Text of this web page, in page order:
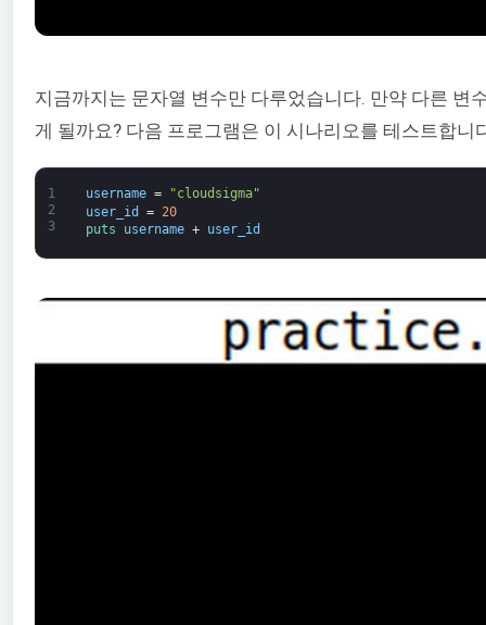
지금까지는 문자열 변수만 다루었습니다. 만약 다른 변
게 될까요? 다음 프로그램은 이 시나리오를 테스트합니
1
2
3
username =
"cloudsigma"
user_id
=
20
puts
username + user_id